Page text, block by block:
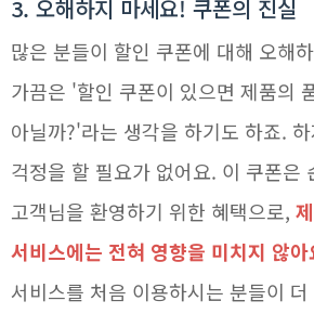
3. 오해하지 마세요! 쿠폰의 진실
많은 분들이 할인 쿠폰에 대해 오해
가끔은 '할인 쿠폰이 있으면 제품의
아닐까?'라는 생각을 하기도 하죠.
걱정을 할 필요가 없어요. 이 쿠폰은
고객님을 환영하기 위한 혜택으로,
서비스에는 전혀 영향을 미치지 않아
서비스를 처음 이용하시는 분들이